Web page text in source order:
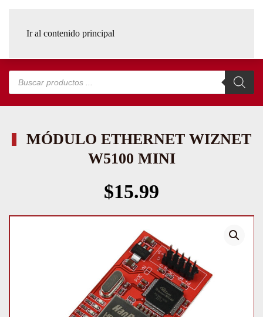
Ir al contenido principal
Búsqueda
productos
MÓDULO ETHERNET WIZNET
W5100 MINI
$15.99